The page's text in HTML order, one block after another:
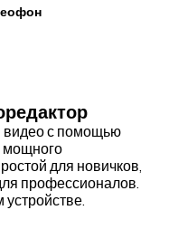
видео с помощью
мощного
для новичков,
профессионалов.